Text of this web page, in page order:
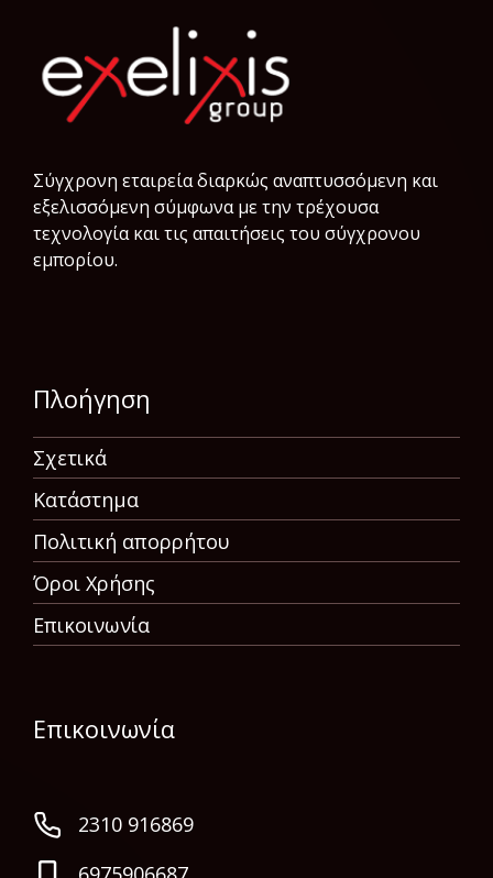
Σύγχρονη εταιρεία διαρκώς αναπτυσσόμενη και
εξελισσόμενη σύμφωνα µε την τρέχουσα
τεχνολογία και τις απαιτήσεις του σύγχρονου
εμπορίου.
Πλοήγηση
Σχετικά
Κατάστημα
Πολιτική απορρήτου
Όροι Χρήσης
Επικοινωνία
Επικοινωνία
2310 916869